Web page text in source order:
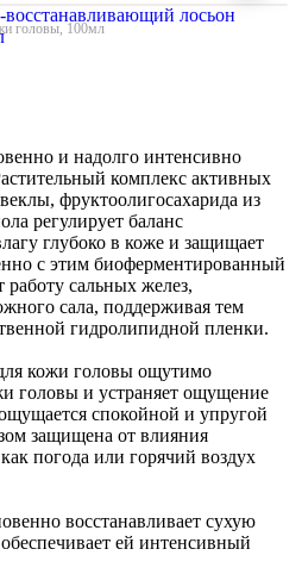
головы, 100мл
и надолго интенсивно
комплекс активных
фруктоолигосахарида из
регулирует баланс
глубоко в коже и защищает
с этим биоферментированный
работу сальных желез,
сала, поддерживая тем
гидролипидной пленки.
кожи головы ощутимо
головы и устраняет ощущение
спокойной и упругой
защищена от влияния
погода или горячий воздух
восстанавливает сухую
ей интенсивный